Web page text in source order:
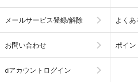
メールサービス登録/解除 よくあ
お問い合わせ ポイン
dアカウントログイン